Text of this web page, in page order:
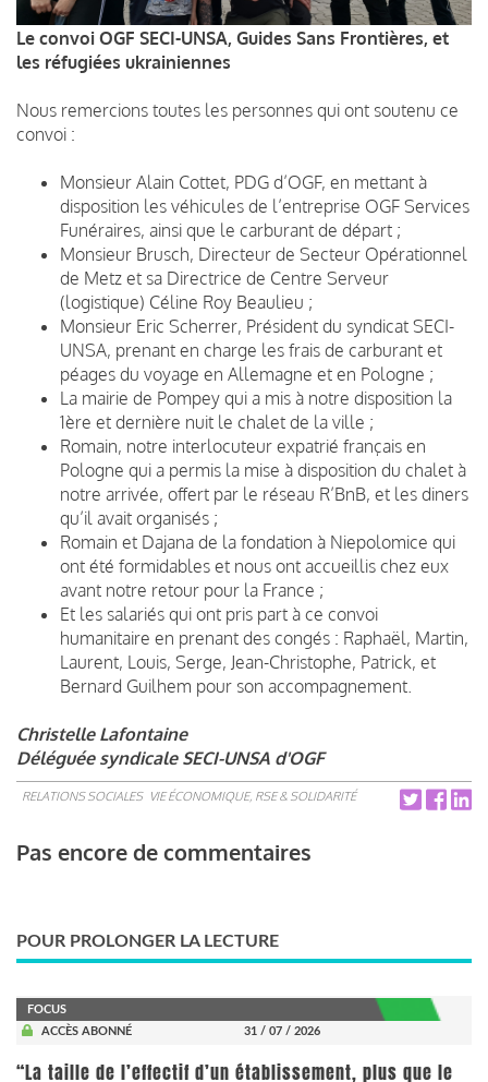
Le convoi OGF SECI-UNSA, Guides Sans Frontières, et
les réfugiées ukrainiennes
Nous remercions toutes les personnes qui ont soutenu ce
convoi :
Monsieur Alain Cottet, PDG d’OGF, en mettant à
disposition les véhicules de l’entreprise OGF Services
Funéraires, ainsi que le carburant de départ ;
Monsieur Brusch, Directeur de Secteur Opérationnel
de Metz et sa Directrice de Centre Serveur
(logistique) Céline Roy Beaulieu ;
Monsieur Eric Scherrer, Président du syndicat SECI-
UNSA, prenant en charge les frais de carburant et
péages du voyage en Allemagne et en Pologne ;
La mairie de Pompey qui a mis à notre disposition la
1ère et dernière nuit le chalet de la ville ;
Romain, notre interlocuteur expatrié français en
Pologne qui a permis la mise à disposition du chalet à
notre arrivée, offert par le réseau R’BnB, et les diners
qu’il avait organisés ;
Romain et Dajana de la fondation à Niepolomice qui
ont été formidables et nous ont accueillis chez eux
avant notre retour pour la France ;
Et les salariés qui ont pris part à ce convoi
humanitaire en prenant des congés : Raphaël, Martin,
Laurent, Louis, Serge, Jean-Christophe, Patrick, et
Bernard Guilhem pour son accompagnement.
Christelle Lafontaine
Déléguée syndicale SECI-UNSA d'OGF
RELATIONS SOCIALES VIE ÉCONOMIQUE, RSE & SOLIDARITÉ
Pas encore de commentaires
POUR PROLONGER LA LECTURE
FOCUS
ACCÈS ABONNÉ
31 / 07 / 2026
“La taille de l’effectif d’un établissement, plus que le